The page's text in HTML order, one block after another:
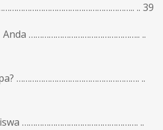
.. 39
Anda ………………………………………….. ..
………………………………………………. ..
……………………………………………. ..